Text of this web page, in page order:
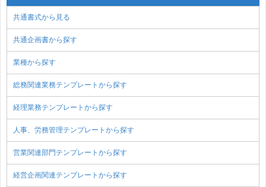
共通書式から見る
共通企画書から探す
業種から探す
総務関連業務テンプレートから探す
経理業務テンプレートから探す
人事、労務管理テンプレートから探す
営業関連部門テンプレートから探す
経営企画関連テンプレートから探す